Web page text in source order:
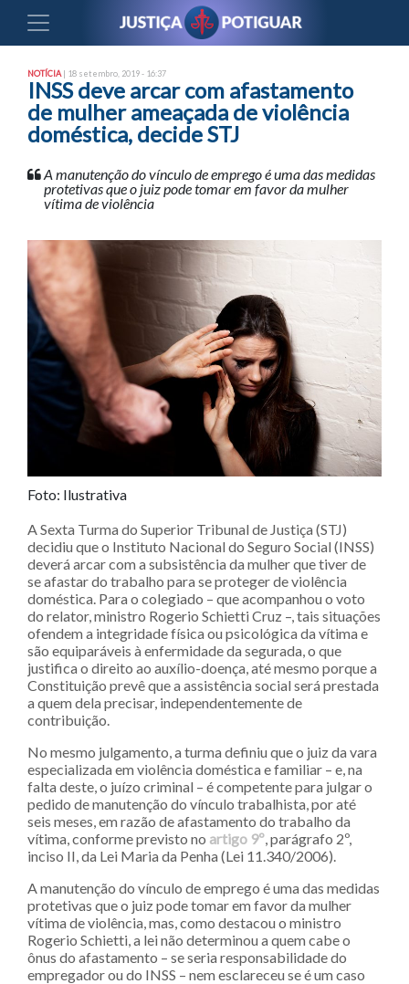
NOTÍCIA | 18 setembro, 2019 - 16:37
INSS deve arcar com afastamento
de mulher ameaçada de violência
doméstica, decide STJ
A manutenção do vínculo de emprego é uma das medidas
protetivas que o juiz pode tomar em favor da mulher
vítima de violência
Foto: Ilustrativa
​​A Sexta Turma do Superior Tribunal de Justiça (STJ)
decidiu que o Instituto Nacional do Seguro Social (INSS)
deverá arcar com a subsistência da mulher que tiver de
se afastar do trabalho para se proteger de violência
doméstica. Para o colegiado – que acompanhou o voto
do relator, ministro Rogerio Schietti Cruz –, tais situações
ofendem a integridade física ou psicológica da vítima e
são equiparáveis à enfermidade da segurada, o que
justifica o direito ao auxílio-doença, até mesmo porque a
Constituição prevê que a assistência social será prestada
a quem dela precisar, independentemente de
contribuição.
No mesmo julgamento, a turma definiu que o juiz da vara
especializada em violência doméstica e familiar – e, na
falta deste, o juízo criminal – é competente para julgar o
pedido de manutenção do vínculo trabalhista, por até
seis meses, em razão de afastamento do trabalho da
vítima, conforme previsto no artigo 9º , parágrafo 2º,
inciso II, da Lei Maria da Penha (Lei 11.340/2006).
A manutenção do vínculo de emprego é uma das medidas
protetivas que o juiz pode tomar em favor da mulher
vítima de violência, mas, como destacou o ministro
Rogerio Schietti, a lei não determinou a quem cabe o
ônus do afastamento – se seria responsabilidade do
empregador ou do INSS – nem esclareceu se é um caso